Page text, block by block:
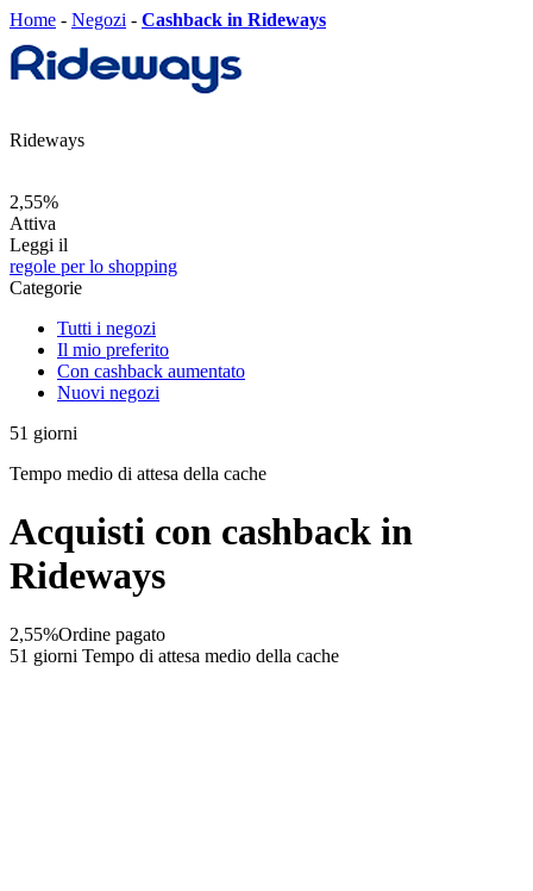
Home - Negozi - Cashback in Rideways
Rideways
2,55%
Attiva
Leggi il
regole per lo shopping
Categorie
Tutti i negozi
Il mio preferito
Con cashback aumentato
Nuovi negozi
51 giorni
Tempo medio di attesa della cache
Acquisti con cashback in
Rideways
2,55%Ordine pagato
51 giorni Tempo di attesa medio della cache